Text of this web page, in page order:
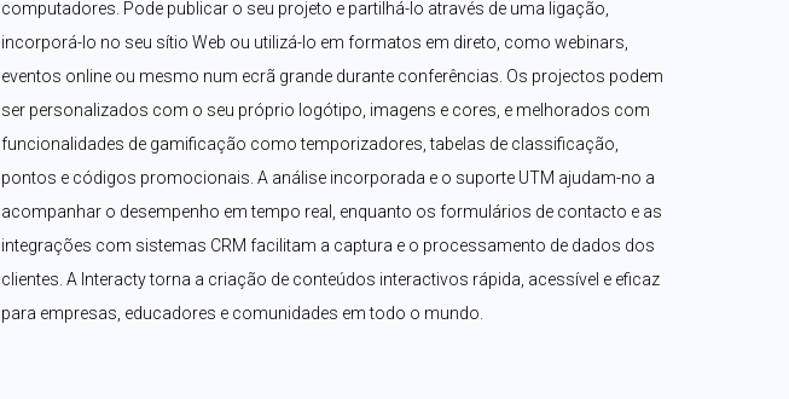
computadores. Pode publicar o seu projeto e partilhá-lo através de uma ligação,
incorporá-lo no seu sítio Web ou utilizá-lo em formatos em direto, como webinars,
eventos online ou mesmo num ecrã grande durante conferências. Os projectos podem
ser personalizados com o seu próprio logótipo, imagens e cores, e melhorados com
funcionalidades de gamificação como temporizadores, tabelas de classificação,
pontos e códigos promocionais. A análise incorporada e o suporte UTM ajudam-no a
acompanhar o desempenho em tempo real, enquanto os formulários de contacto e as
integrações com sistemas CRM facilitam a captura e o processamento de dados dos
clientes. A Interacty torna a criação de conteúdos interactivos rápida, acessível e eficaz
para empresas, educadores e comunidades em todo o mundo.